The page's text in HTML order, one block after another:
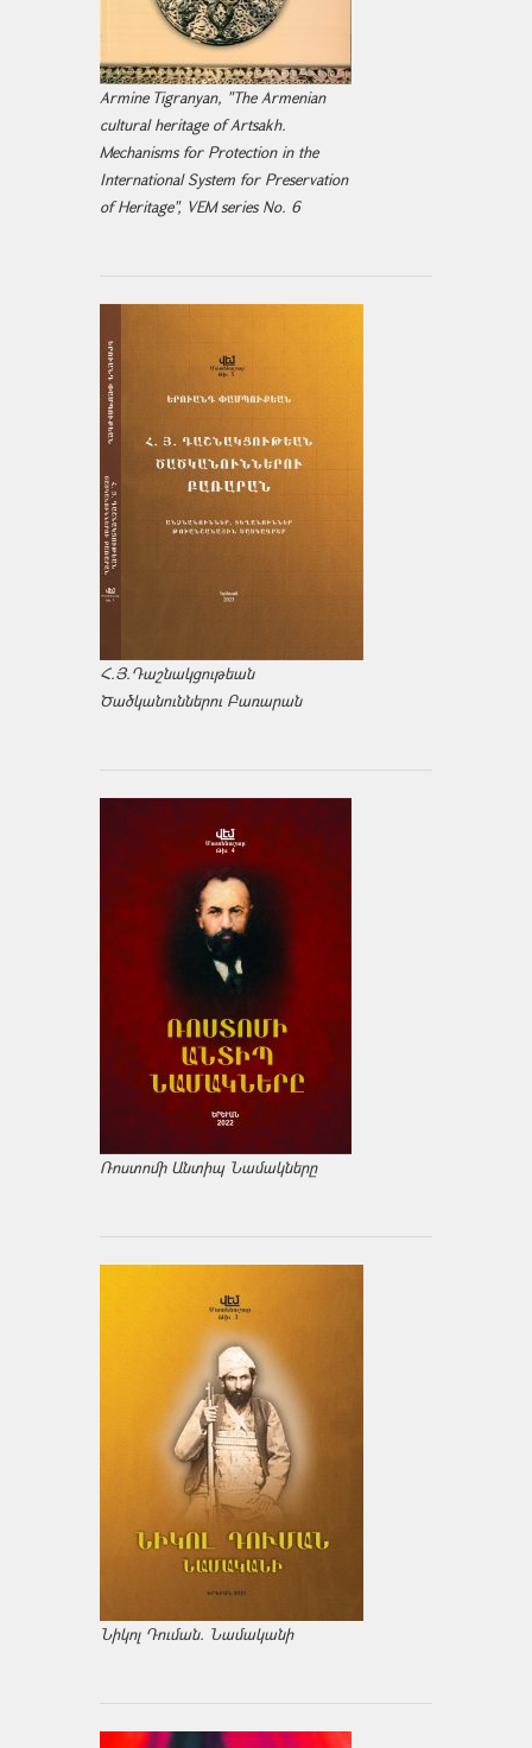
Armine Tigranyan, "The Armenian
cultural heritage of Artsakh.
Mechanisms for Protection in the
International System for Preservation
of Heritage", VEM series No. 6
Հ.Յ.Դաշնակցութեան
Ծածկանուններու Բառարան
Ռոստոմի Անտիպ Նամակները
Նիկոլ Դուման. Նամականի